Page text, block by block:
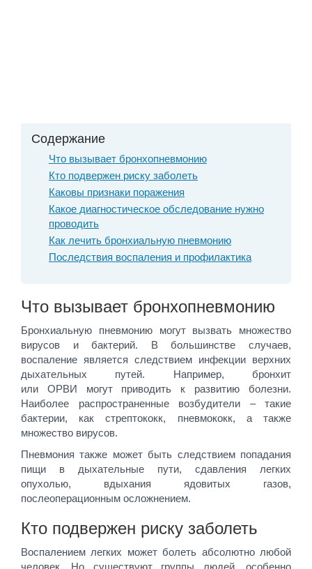
Содержание
Что вызывает бронхопневмонию
Кто подвержен риску заболеть
Каковы признаки поражения
Какое диагностическое обследование нужно
проводить
Как лечить бронхиальную пневмонию
Последствия воспаления и профилактика
Что вызывает бронхопневмонию
Бронхиальную пневмонию могут вызвать множество
вирусов и бактерий. В большинстве случаев,
воспаление является следствием инфекции верхних
дыхательных путей. Например, бронхит
или ОРВИ могут приводить к развитию болезни.
Наиболее распространенные возбудители – такие
бактерии, как стрептококк, пневмококк, а также
множество вирусов.
Пневмония также может быть следствием попадания
пищи в дыхательные пути, сдавления легких
опухолью, вдыхания ядовитых газов,
послеоперационным осложнением.
Кто подвержен риску заболеть
Воспалением легких может болеть абсолютно любой
человек. Но существуют группы людей, особенно